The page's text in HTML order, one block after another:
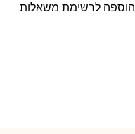
הוספה לרשימת משאלות